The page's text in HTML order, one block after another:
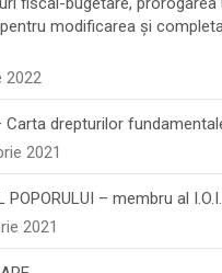
modificarea şi
2022
Carta drepturilor
2021
POPORULUI – membru al I.O.I.
2021